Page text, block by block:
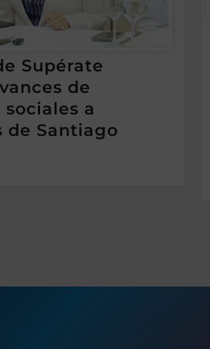
Supérate
de
a
de Santiago